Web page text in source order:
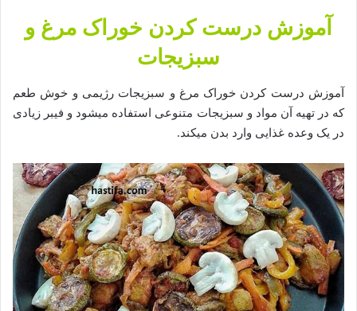
آموزش درست کردن خوراک مرغ و
سبزیجات
آموزش درست کردن خوراک مرغ و سبزیجات رژیمی و خوش طعم
که در تهیه آن مواد و سبزیجات متنوعی استفاده میشود و فیبر زیادی
در یک وعده غذایی وارد بدن میکند.